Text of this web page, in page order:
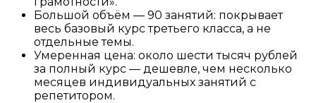
Большой объём — 90 занятий: покрывает
весь базовый курс третьего класса, а не
отдельные темы.
Умеренная цена: около шести тысяч рублей
за полный курс — дешевле, чем несколько
месяцев индивидуальных занятий с
репетитором.